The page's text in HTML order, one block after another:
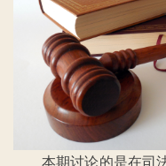
本期讨论的是在司